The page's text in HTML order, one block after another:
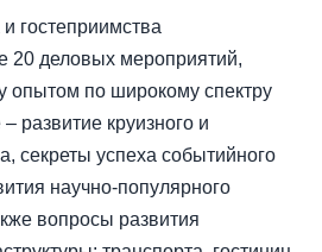
гостеприимства
20 деловых мероприятий,
опытом по широкому спектру
развитие круизного и
секреты успеха событийного
научно-популярного
вопросы развития